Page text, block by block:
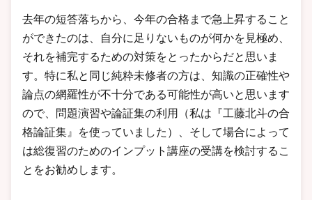
去年の短答落ちから、今年の合格まで急上昇すること
ができたのは、自分に足りないものが何かを見極め、
それを補完するための対策をとったからだと思いま
す。特に私と同じ純粋未修者の方は、知識の正確性や
論点の網羅性が不十分である可能性が高いと思います
ので、問題演習や論証集の利用（私は『工藤北斗の合
格論証集』を使っていました）、そして場合によって
は総復習のためのインプット講座の受講を検討するこ
とをお勧めします。